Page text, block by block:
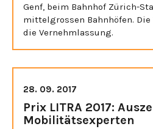
Genf, beim Bahnhof Zürich-
mittelgrossen Bahnhöfen.
die Vernehmlassung. ​
28. 09. 2017
Prix LITRA 2017:
Mobilitätsexperten